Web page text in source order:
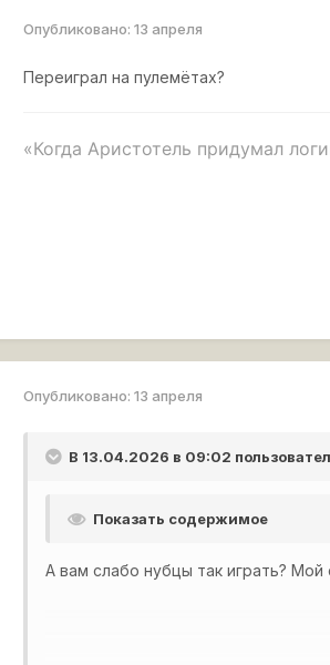
Опубликовано:13 апреля
Переиграл на пулемётах?
«Когда Аристотель придумал
Опубликовано:13 апреля
В 13.04.2026 в 09:02
Показать содержимое
А вам слабо нубцы так играть? Мой